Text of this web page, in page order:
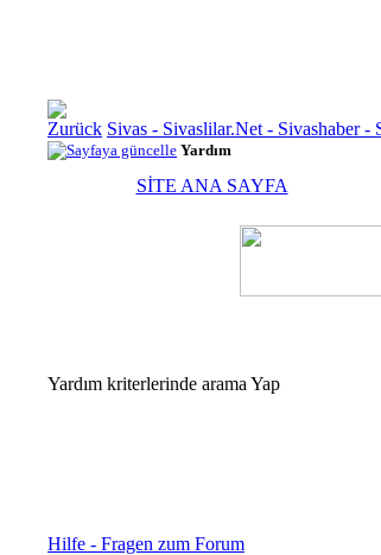
Sivas - Sivaslilar.Net - Sivashaber
Yardım
SİTE ANA SAYFA
Yardım kriterlerinde arama Yap
Hilfe - Fragen zum Forum